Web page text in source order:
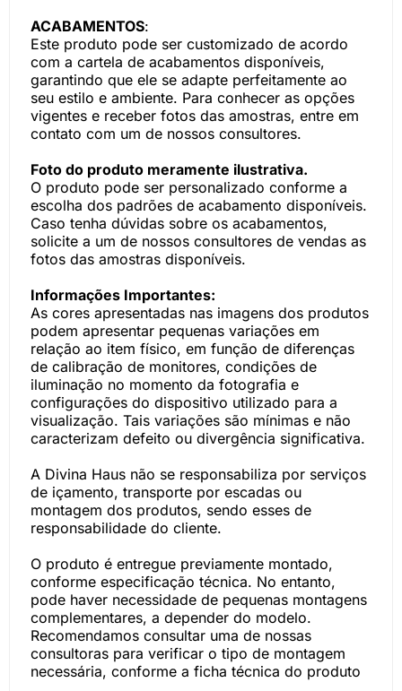
ACABAMENTOS:
Este produto pode ser customizado de acordo
com a cartela de acabamentos disponíveis,
garantindo que ele se adapte perfeitamente ao
seu estilo e ambiente. Para conhecer as opções
vigentes e receber fotos das amostras, entre em
contato com um de nossos consultores.
Foto do produto meramente ilustrativa.
O produto pode ser personalizado conforme a
escolha dos padrões de acabamento disponíveis.
Caso tenha dúvidas sobre os acabamentos,
solicite a um de nossos consultores de vendas as
fotos das amostras disponíveis.
Informações Importantes:
As cores apresentadas nas imagens dos produtos
podem apresentar pequenas variações em
relação ao item físico, em função de diferenças
de calibração de monitores, condições de
iluminação no momento da fotografia e
configurações do dispositivo utilizado para a
visualização. Tais variações são mínimas e não
caracterizam defeito ou divergência significativa.
A Divina Haus não se responsabiliza por serviços
de içamento, transporte por escadas ou
montagem dos produtos, sendo esses de
responsabilidade do cliente.
O produto é entregue previamente montado,
conforme especificação técnica. No entanto,
pode haver necessidade de pequenas montagens
complementares, a depender do modelo.
Recomendamos consultar uma de nossas
consultoras para verificar o tipo de montagem
necessária, conforme a ficha técnica do produto